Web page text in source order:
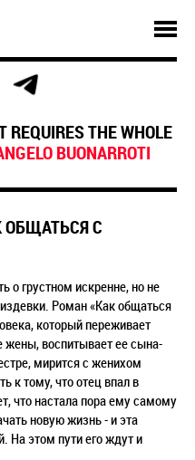
REQUIRES THE WHOLE
BUONARROTI
ОБЩАТЬСЯ С
о грустном искренне, но не
Роман «Как общаться
который переживает
жены, воспитывает ее сына-
мирится с женихом
к тому, что отец впал в
что настала пора ему самому
новую жизнь - и эта
На этом пути его ждут и